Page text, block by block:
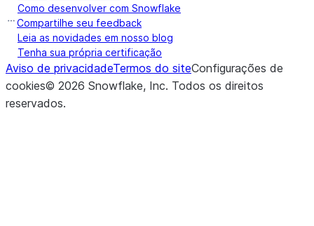
Como desenvolver com Snowflake
Compartilhe seu feedback
Leia as novidades em nosso blog
Tenha sua própria certificação
Aviso de privacidadeTermos do siteConfigurações de
cookies© 2026 Snowflake, Inc. Todos os direitos
reservados.